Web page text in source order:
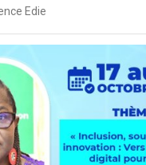
Edie